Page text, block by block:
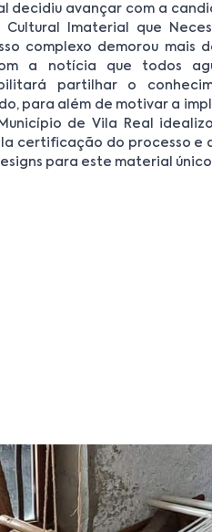
decidiu avançar com a
Cultural Imaterial que
complexo demorou
a notícia que todos
partilhar o
para além de motivar a
de Vila Real
certificação do processo e
para este material